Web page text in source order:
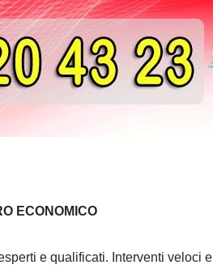
ECONOMICO
e qualificati. Interventi veloci e